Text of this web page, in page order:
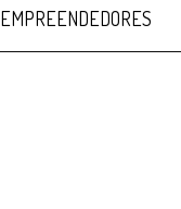
Aupa
EMPREENDEDORES